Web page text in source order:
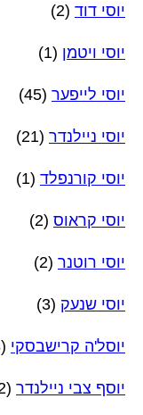
יוסי דוד (2)
יוסי ויטמן (1)
יוסי לייפער (45)
יוסי ניילנדר (21)
יוסי קורנפלד (1)
יוסי קראוס (2)
יוסי רוטנר (2)
יוסי שנעק (3)
יוסל'ה קרישבסקי (8)
יוסף צבי ניילנדר (2)